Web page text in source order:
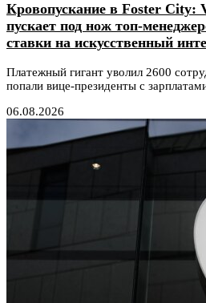
Кровопускание в Foster City:
пускает под нож топ-
ставки на искусственный
Платежный гигант уволил 2600
попали вице-президенты с
06.08.2026